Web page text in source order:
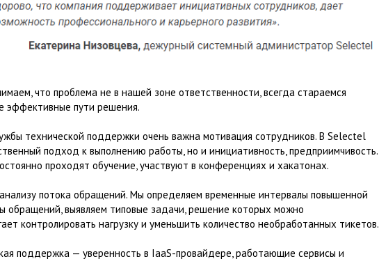
что проблема не в нашей зоне ответственности, всегда стараемся
эффективные пути решения.
технической поддержки очень важна мотивация сотрудников. В Selectel
подход к выполнению работы, но и инициативность, предприимчивость.
проходят обучение, участвуют в конференциях и хакатонах.
потока обращений. Мы определяем временные интервалы повышенной
обращений, выявляем типовые задачи, решение которых можно
контролировать нагрузку и уменьшить количество необработанных тикетов.
поддержка — уверенность в IaaS-провайдере, работающие сервисы и